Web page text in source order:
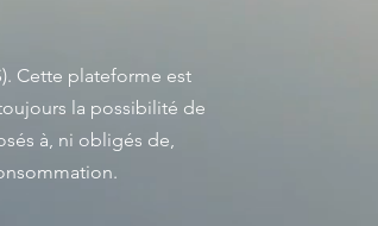
Cette plateforme est
la possibilité de
à, ni obligés de,